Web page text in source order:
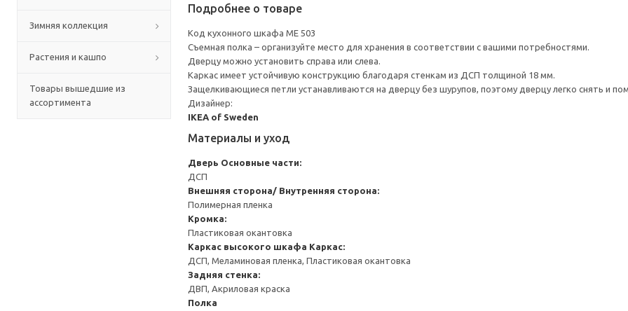
Зимняя коллекция
Растения и кашпо
Товары вышедшие из
ассортимента
Подробнее о товаре
Код кухонного шкафа ME 503
Съемная полка – организуйте место для хранения в соответствии с вашими потребностями.
Дверцу можно установить справа или слева.
Каркас имеет устойчивую конструкцию благодаря стенкам из ДСП толщиной 18 мм.
Защелкивающиеся петли устанавливаются на дверцу без шурупов, поэтому дверцу легко снять и
Дизайнер:
IKEA of Sweden
Материалы и уход
Дверь Основные части:
ДСП
Внешняя сторона/ Внутренняя сторона:
Полимерная пленка
Кромка:
Пластиковая окантовка
Каркас высокого шкафа Каркас:
ДСП, Меламиновая пленка, Пластиковая окантовка
Задняя стенка:
ДВП, Акриловая краска
Полка